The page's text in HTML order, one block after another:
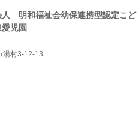
人 明和福祉会幼保連携型認定こど
児園
湯村3-12-13